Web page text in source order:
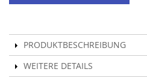
PRODUKTBESCHREIBUNG
WEITERE DETAILS